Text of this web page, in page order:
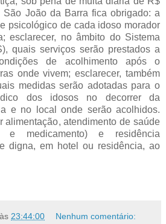
João da Barra fica obrigado: a
psicológico de cada idoso morador
esclarecer, no âmbito do Sistema
quais serviços serão prestados a
de acolhimento após o
onde vivem; esclarecer, também
medidas serão adotadas para o
dos idosos no decorrer da
e no local onde serão acolhidos.
alimentação, atendimento de saúde
e medicamento) e residência
digna, em hotel ou residência, ao
às 23:44:00 Nenhum comentário: